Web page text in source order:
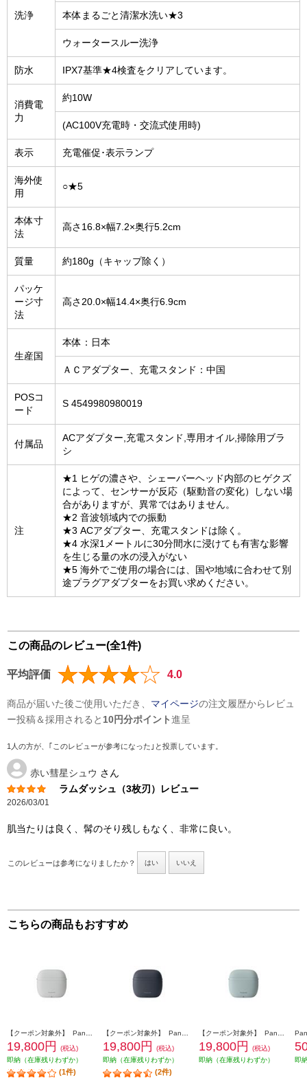
洗浄 本体まるごと清潔水洗い★3
ウォータースルー洗浄
防水 IPX7基準★4検査をクリアしています。
消費電
力
約10W
(AC100V充電時・交流式使用時)
表示 充電催促･表示ランプ
海外使
用
○★5
本体寸
法
高さ16.8×幅7.2×奥行5.2cm
質量 約180g（キャップ除く）
パッケ
ージ寸
法
高さ20.0×幅14.4×奥行6.9cm
生産国
本体：日本
ＡＣアダプター、充電スタンド：中国
POSコ
ード
S 4549980980019
付属品
ACアダプター,充電スタンド,専用オイル,掃除用ブラ
シ
注
★1 ヒゲの濃さや、シェーバーヘッド内部のヒゲクズ
によって、センサーが反応（駆動音の変化）しない場
合がありますが、異常ではありません。
★2 音波領域内での振動
★3 ACアダプター、充電スタンドは除く。
★4 水深1メートルに30分間水に浸けても有害な影響
を生じる量の水の浸入がない
★5 海外でご使用の場合には、国や地域に合わせて別
途プラグアダプターをお買い求めください。
この商品のレビュー(全1件)
平均評価 4.0
商品が届いた後ご使用いただき、 マイページの注文履歴からレビュ
ー投稿＆採用されると 10円分ポイント進呈
1人の方が、｢このレビューが参考になった｣と投票しています。
赤い彗星シュウ さん
ラムダッシュ（3枚刃）レビュー
2026/03/01
肌当たりは良く、髯のそり残しもなく、非常に良い。
このレビューは参考になりましたか？ はい いいえ
こちらの商品もおすすめ
19,800円
(税込)
即納（在庫残りわずか）
(1件)
19,800円
(税込)
即納（在庫残りわずか）
(2件)
19,800円
(税込)
即納（在庫残りわずか）
即